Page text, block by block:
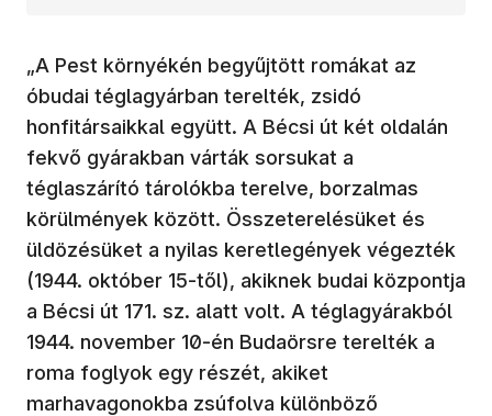
„A Pest környékén begyűjtött romákat az
óbudai téglagyárban terelték, zsidó
honfitársaikkal együtt. A Bécsi út két oldalán
fekvő gyárakban várták sorsukat a
téglaszárító tárolókba terelve, borzalmas
körülmények között. Összeterelésüket és
üldözésüket a nyilas keretlegények végezték
(1944. október 15-től), akiknek budai központja
a Bécsi út 171. sz. alatt volt. A téglagyárakból
1944. november 10-én Budaörsre terelték a
roma foglyok egy részét, akiket
marhavagonokba zsúfolva különböző